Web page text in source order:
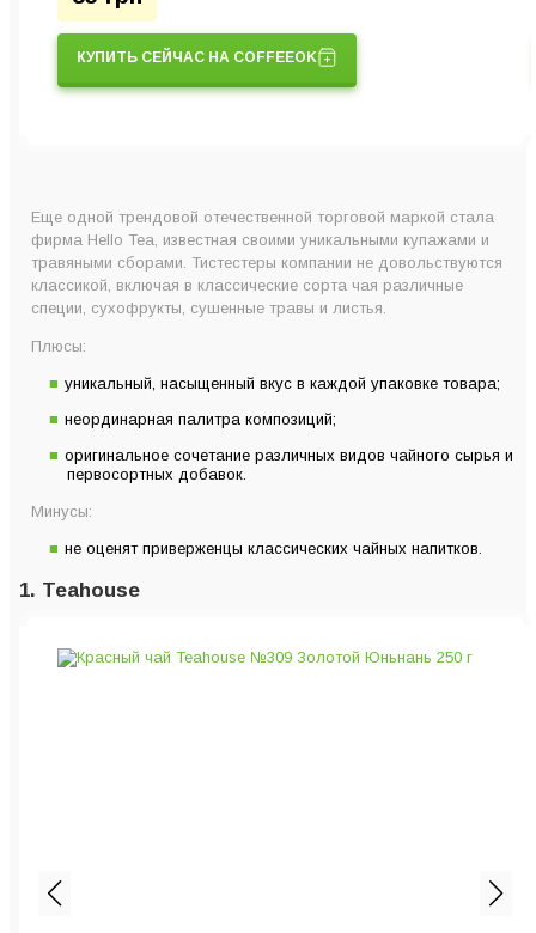
КУПИТЬ СЕЙЧАС НА COFFEEOK
Еще одной трендовой отечественной торговой маркой стала
фирма Hello Tea, известная своими уникальными купажами и
травяными сборами. Тистестеры компании не довольствуются
классикой, включая в классические сорта чая различные
специи, сухофрукты, сушенные травы и листья.
Плюсы:
уникальный, насыщенный вкус в каждой упаковке товара;
неординарная палитра композиций;
оригинальное сочетание различных видов чайного сырья и
первосортных добавок.
Минусы:
не оценят приверженцы классических чайных напитков.
1. Teahouse